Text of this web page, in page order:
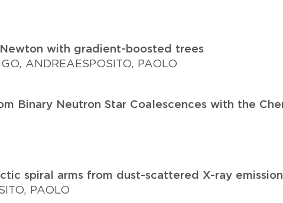
with gradient-boosted trees
ANDREAESPOSITO, PAOLO
Binary Neutron Star Coalescences with the
spiral arms from dust-scattered X-ray
PAOLO